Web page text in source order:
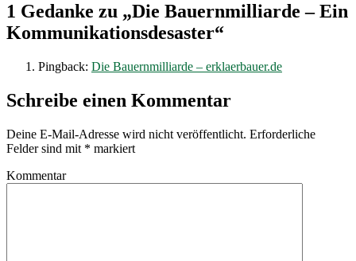
1 Gedanke zu „Die Bauernmilliarde – Ein
Kommunikationsdesaster“
Pingback: Die Bauernmilliarde – erklaerbauer.de
Schreibe einen Kommentar
Deine E-Mail-Adresse wird nicht veröffentlicht. Erforderliche
Felder sind mit * markiert
Kommentar